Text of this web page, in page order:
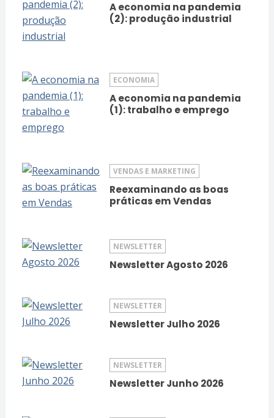
A economia na pandemia
(2): produção industrial
ECONOMIA
A economia na pandemia
(1): trabalho e emprego
VENDAS E MARKETING
Reexaminando as boas
práticas em Vendas
NEWSLETTER
Newsletter Agosto 2026
NEWSLETTER
Newsletter Julho 2026
NEWSLETTER
Newsletter Junho 2026